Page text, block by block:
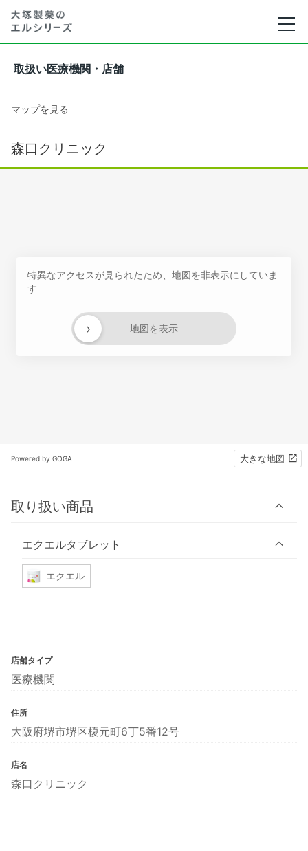
取扱い医療機関・店舗
マップを見る
森口クリニック
特異なアクセスが見られたため、地図を非表示にしていま
す
地図を表示
›
Powered by GOGA 大きな地図
取り扱い商品
エクエルタブレット
エクエル
店舗タイプ
医療機関
住所
大阪府堺市堺区榎元町6丁5番12号
店名
森口クリニック